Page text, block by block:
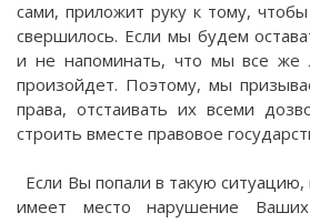
сами, приложит руку к тому,
свершилось. Если мы будем
и не напоминать, что мы все же
произойдет. Поэтому, мы
права, отстаивать их всеми
строить вместе правовое
Если Вы попали в такую ситуацию,
имеет место нарушение